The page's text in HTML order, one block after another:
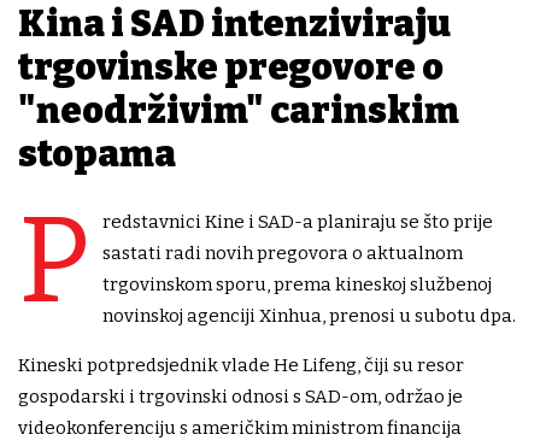
Kina i SAD intenziviraju
trgovinske pregovore o
"neodrživim" carinskim
stopama
P
redstavnici Kine i SAD-a planiraju se što prije
sastati radi novih pregovora o aktualnom
trgovinskom sporu, prema kineskoj službenoj
novinskoj agenciji Xinhua, prenosi u subotu dpa.
Kineski potpredsjednik vlade He Lifeng, čiji su resor
gospodarski i trgovinski odnosi s SAD-om, održao je
videokonferenciju s američkim ministrom financija